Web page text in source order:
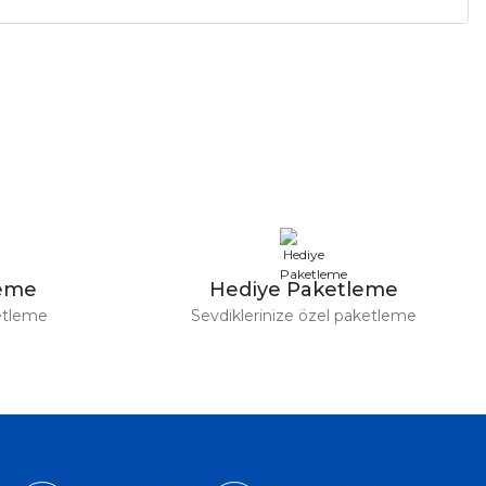
Hediye Paketleme
Sevdiklerinize özel paketleme